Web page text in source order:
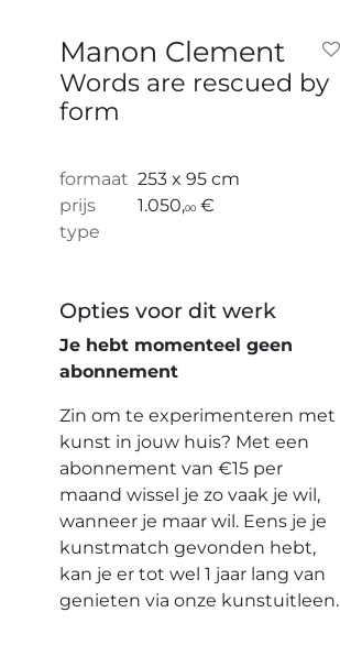
Manon Clement
Words are rescued by
form
formaat 253 x 95 cm
prijs
1.050,00 €
type
Opties voor dit werk
Je hebt momenteel geen
abonnement
Zin om te experimenteren met
kunst in jouw huis? Met een
abonnement van €15 per
maand wissel je zo vaak je wil,
wanneer je maar wil. Eens je je
kunstmatch gevonden hebt,
kan je er tot wel 1 jaar lang van
genieten via onze kunstuitleen.